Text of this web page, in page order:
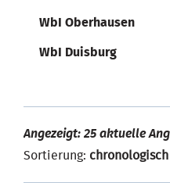
WbI Oberhausen
WbI Duisburg
Angezeigt: 25 aktuelle
Sortierung: chronologisch